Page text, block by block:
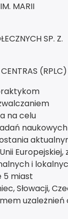
MARII
SP. Z.
CENTRAS (RPLC)
na celu
naukowych
Europejskiej,
i
5 miast
Słowacji,
uzależnień